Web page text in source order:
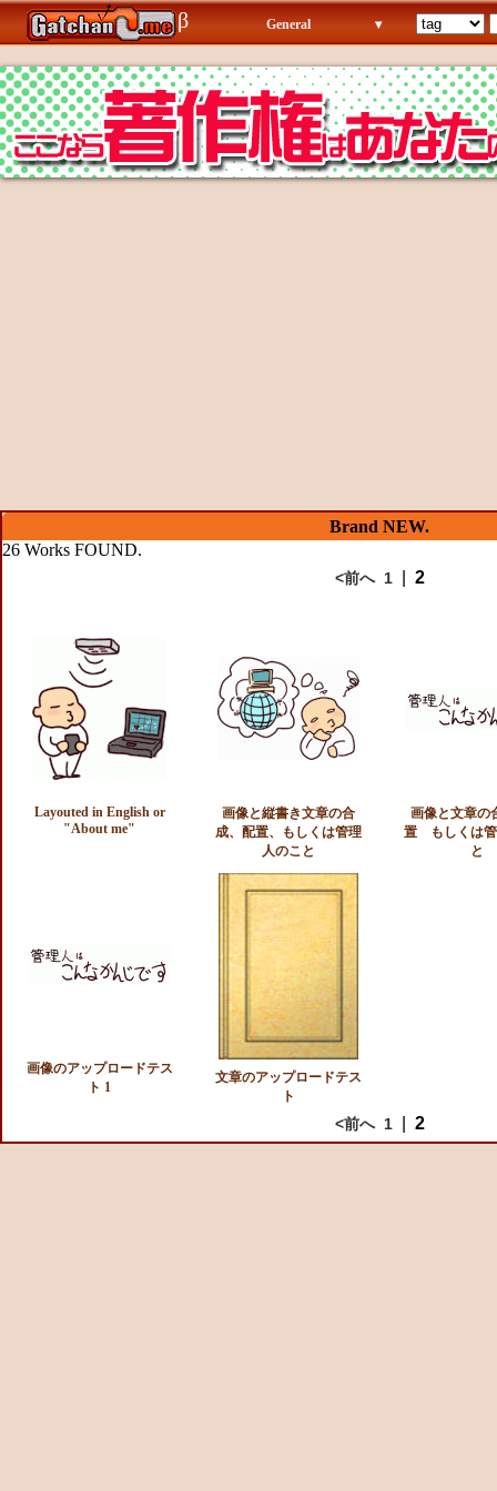
β General ▾
Brand NEW.
26 Works FOUND.
<前へ 1| 2
Layouted in English or
"About me"
画像と縦書き文章の合
成、配置、もしくは管理
人のこと
画像と文章の
置 もしくは管
と
画像のアップロードテス
ト 1
文章のアップロードテス
ト
<前へ 1| 2